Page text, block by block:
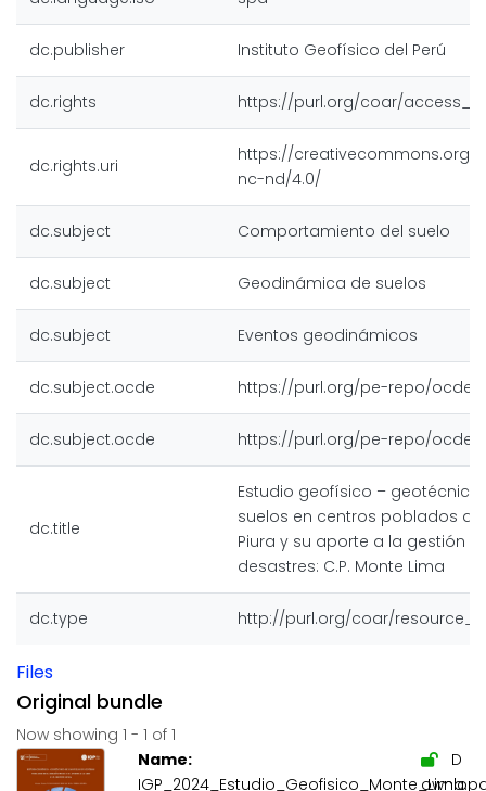
dc.publisher Instituto Geofísico del Perú
dc.rights https://purl.org/coar/
dc.rights.uri
https://creativecommons.org/
nc-nd/4.0/
dc.subject Comportamiento del suelo
dc.subject Geodinámica de suelos
dc.subject Eventos geodinámicos
dc.subject.ocde https://purl.org/pe-repo/ocde/
dc.subject.ocde https://purl.org/pe-repo/ocde/
dc.title
Estudio geofísico – geotécnico
suelos en centros poblados
Piura y su aporte a la gestión
desastres: C.P. Monte Lima
dc.type http://purl.org/coar/
Files
Original bundle
Now showing 1 - 1 of 1
Name:
D
ownlo